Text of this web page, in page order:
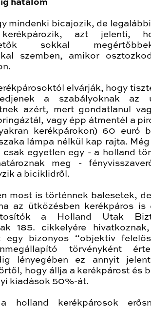
hatalom
mindenki bicajozik, de
azt jelenti,
sokkal
szemben, amikor
elvárják, hogy
a szabályoknak az
azért, mert gondatlanul
vagy épp átmentél a
kerékpárokon) 60 euró
lámpa nélkül kap rajta.
csak egyetlen egy - a holland
meg -
a biciklidről.
most is történnek balesetek,
az ütközésben kerékpáros is
a Holland Utak
185. cikkelyére
egy bizonyos “objektív
törvényként
lényegében ez annyit
hogy állja a kerékpárost és
kiadások 50%-át.
holland kerékpárosok